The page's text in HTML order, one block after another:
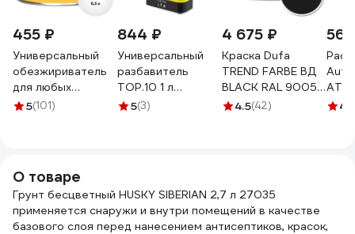
455 ₽
Универсальный
обезжириватель
для любых
поверхностей
5(101)
844 ₽
Универсальный
разбавитель
TOP.10 1 л
10.505.1000.
5(3)
4 675 ₽
Краска Dufa
TREND FARBE ВД
BLACK RAL 9005,
10 л МП00-
4.5(42)
4
О товаре
Грунт бесцветный HUSKY SIBERIAN 2,7 л 27035
применяется снаружи и внутри помещений в качестве
базового слоя перед нанесением антисептиков, красок,